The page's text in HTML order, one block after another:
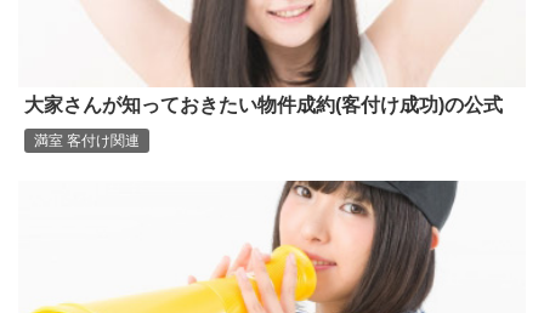
大家さんが知っておきたい物件成約(客付け成功)の公式
満室 客付け関連